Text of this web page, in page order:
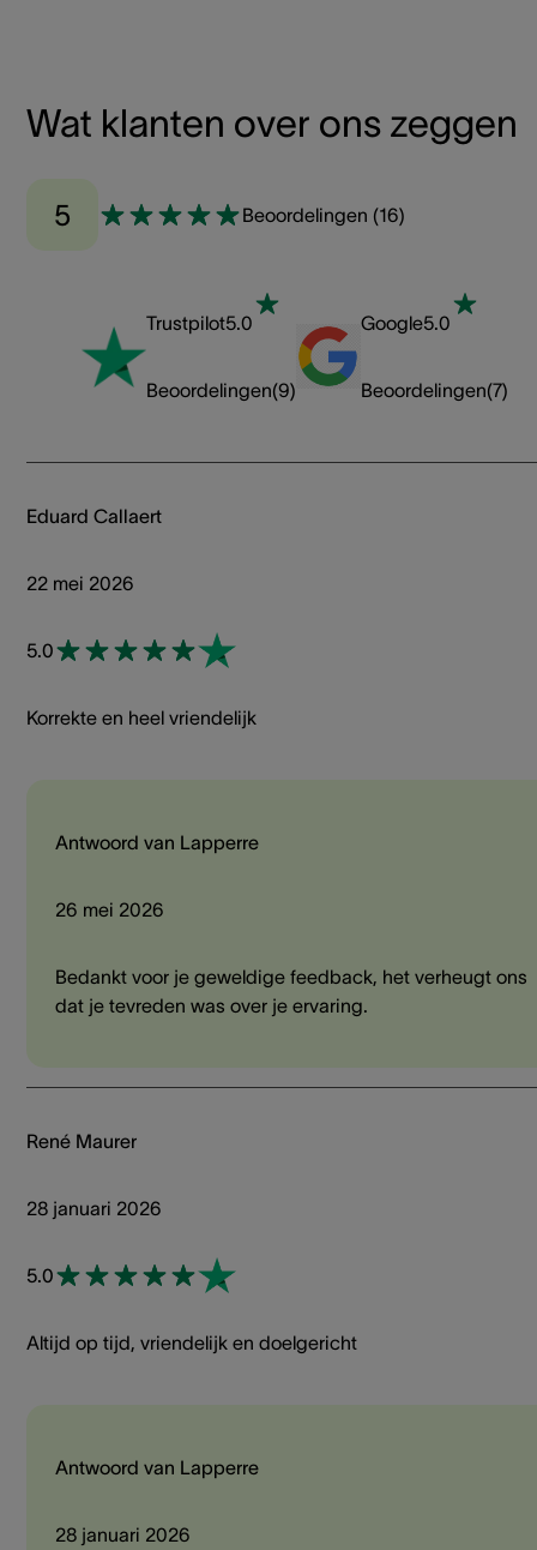
Wat klanten over ons zeggen
5 Beoordelingen (16)
Trustpilot5.0
Beoordelingen(9)
Google5.0
Beoordelingen(7)
Eduard Callaert
22 mei 2026
5.0
Korrekte en heel vriendelijk
Antwoord van Lapperre
26 mei 2026
Bedankt voor je geweldige feedback, het verheugt ons
dat je tevreden was over je ervaring.
René Maurer
28 januari 2026
5.0
Altijd op tijd, vriendelijk en doelgericht
Antwoord van Lapperre
28 januari 2026